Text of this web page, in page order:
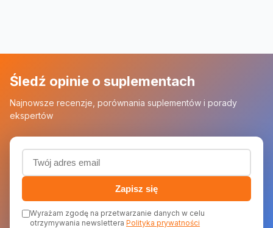
Śledź opinie o suplementach
Najnowsze recenzje, porównania suplementów i porady
ekspertów
Adres email (wymagany)
Zapisz się
Wyrażam zgodę na przetwarzanie danych w celu
otrzymywania newslettera Polityka prywatności